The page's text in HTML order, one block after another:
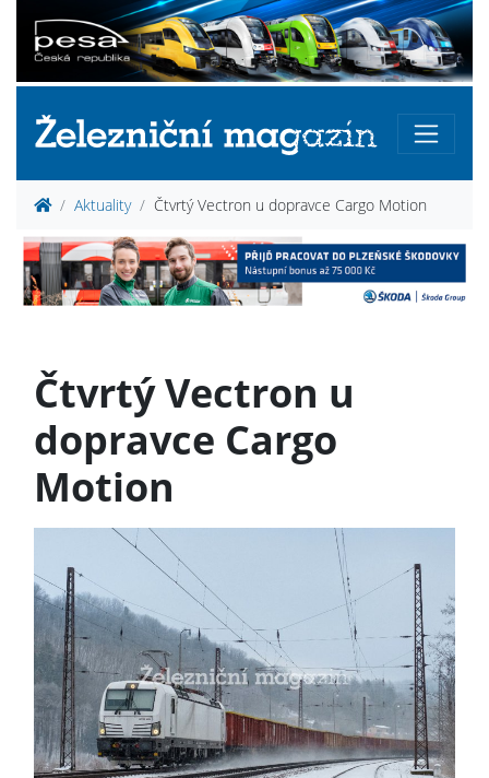
Aktuality Čtvrtý Vectron u dopravce Cargo Motion
Čtvrtý Vectron u
dopravce Cargo
Motion